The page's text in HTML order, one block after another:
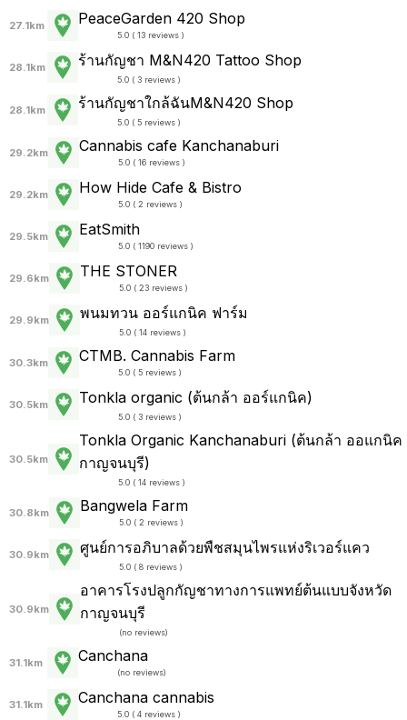
27.1km PeaceGarden 420 Shop ️
5.0 ( 13 reviews )
28.1km ร้านกัญชา M&N420 Tattoo Shop
5.0 ( 3 reviews )
28.1km ร้านกัญชาใกล้ฉันM&N420 Shop
5.0 ( 5 reviews )
29.2km Cannabis cafe Kanchanaburi
5.0 ( 16 reviews )
29.2km How Hide Cafe​ & Bistro
5.0 ( 2 reviews )
29.5km EatSmith
5.0 ( 1190 reviews )
29.6km THE STONER
5.0 ( 23 reviews )
29.9km พนมทวน ออร์แกนิค ฟาร์ม
5.0 ( 14 reviews )
30.3km CTMB. Cannabis Farm
5.0 ( 5 reviews )
30.5km Tonkla organic (ต้นกล้า ออร์แกนิค)
5.0 ( 3 reviews )
30.5km
Tonkla Organic Kanchanaburi (ต้นกล้า ออแกนิค
กาญจนบุรี)
5.0 ( 14 reviews )
30.8km Bangwela Farm
5.0 ( 2 reviews )
30.9km ศูนย์การอภิบาลด้วยพืชสมุนไพรแห่งริเวอร์แคว
5.0 ( 8 reviews )
30.9km
อาคารโรงปลูกกัญชาทางการแพทย์ต้นแบบจังหวัด
กาญจนบุรี
(no reviews)
31.1km Canchana
(no reviews)
31.1km Canchana cannabis
5.0 ( 4 reviews )